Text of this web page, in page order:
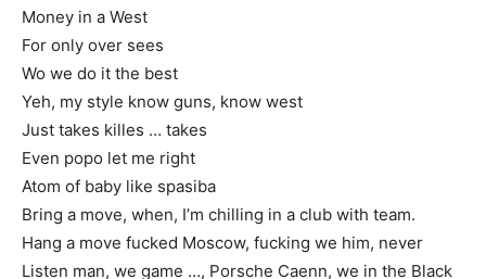
Money in a West
For only over sees
Wo we do it the best
Yeh, my style know guns, know west
Just takes killes … takes
Even popo let me right
Atom of baby like spasiba
Bring a move, when, I’m chilling in a club with team.
Hang a move fucked Moscow, fucking we him, never
Listen man, we game …, Porsche Caenn, we in the Black